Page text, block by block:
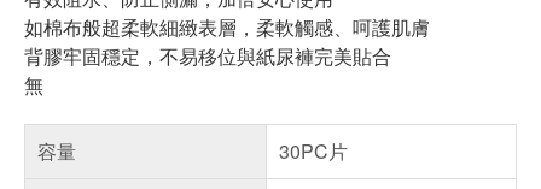
如棉布般超柔軟細緻表層，柔軟觸感、呵護肌膚
背膠牢固穩定，不易移位與紙尿褲完美貼合
無
容量
30PC片